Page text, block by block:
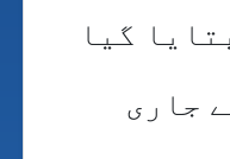
گیا
جاری